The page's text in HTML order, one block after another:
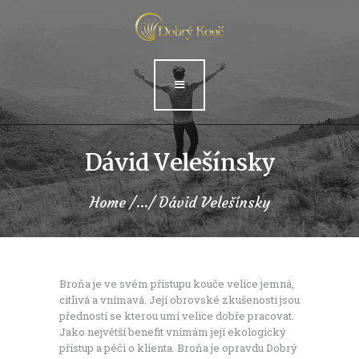
Dávid Velešínsky
Home ... Dávid Velešínsky
Médiá
Kontakt
Rezervácia
A
c
o
u
n
Broňa je ve svém přístupu kouče velice jemná,
citlivá a vnímavá. Její obrovské zkušenosti jsou
předností se kterou umí velice dobře pracovat.
Jako největší benefit vnímám její ekologický
přístup a péči o klienta. Broňa je opravdu Dobrý